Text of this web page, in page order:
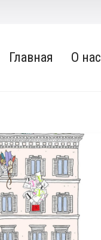
Главная О нас